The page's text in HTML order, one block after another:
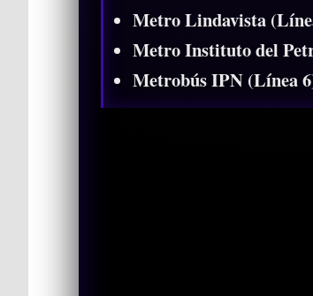
Metro Lindavista
Metro Instituto del
Metrobús IPN (Línea